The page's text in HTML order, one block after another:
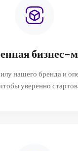
бизнес-
нашего бренда и
уверенно